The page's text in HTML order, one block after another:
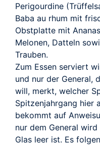
Perigourdine
Baba au rhum mit
Obstplatte mit
Melonen, Datteln
Trauben.
Zum Essen serviert
und nur der General,
will, merkt, welcher
Spitzenjahrgang hier
bekommt auf
nur dem General
Glas leer ist. Es